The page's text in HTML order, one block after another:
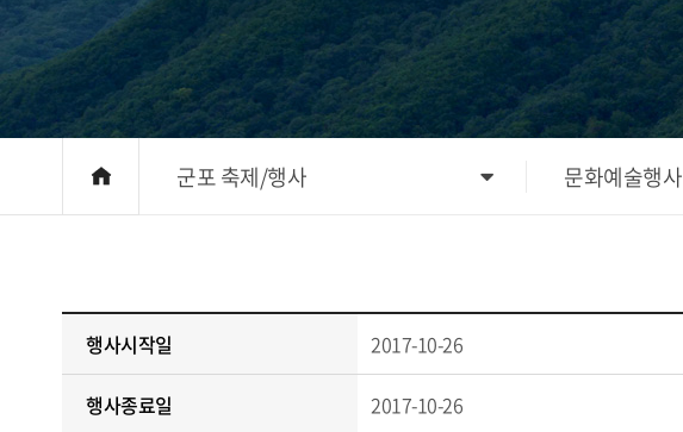
군포 축제/행사 문화예술행사
행사시작일 2017-10-26
행사종료일 2017-10-26